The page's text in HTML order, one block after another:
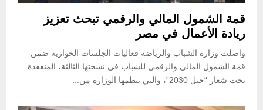
قمة الشمول المالي والرقمي تبحث تعزيز
ريادة الأعمال في مصر
واصلت وزارة الشباب والرياضة فعاليات الجلسات الحوارية ضمن
قمة الشمول المالي والرقمي للشباب في نسختها الثالثة، المنعقدة
تحت شعار “جيل 2030”، والتي تنظمها الوزارة من...